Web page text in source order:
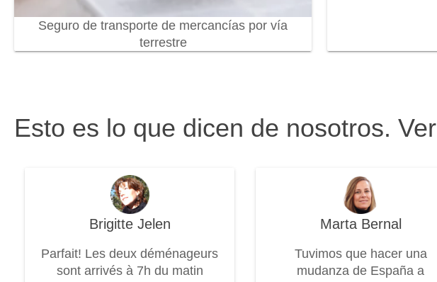
Seguro de transporte de mercancías por vía
terrestre
Esto es lo que dicen de nosotros. Ver
Brigitte Jelen
Parfait! Les deux déménageurs
sont arrivés à 7h du matin
Marta Bernal
Tuvimos que hacer una
mudanza de España a